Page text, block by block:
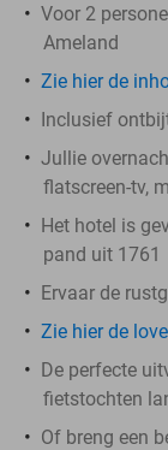
Voor 2
Ameland
Zie hier de
Inclusief
Jullie
flatscreen-tv,
Het hotel is
pand uit 1761
Ervaar de
Zie hier de
De perfecte
fietstochten
Of breng een